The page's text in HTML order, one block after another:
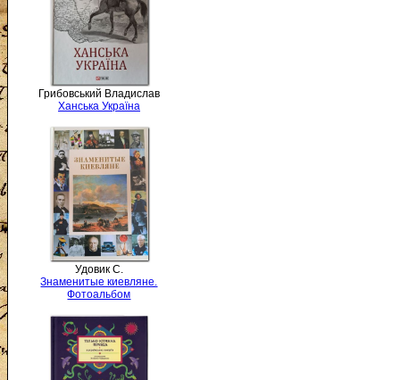
Грибовський Владислав
Ханська Україна
Удовик С.
Знаменитые киевляне.
Фотоальбом